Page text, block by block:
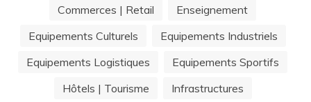
Commerces | Retail
Enseignement
Equipements Culturels
Equipements Industriels
Equipements Logistiques
Equipements Sportifs
Hôtels | Tourisme
Infrastructures